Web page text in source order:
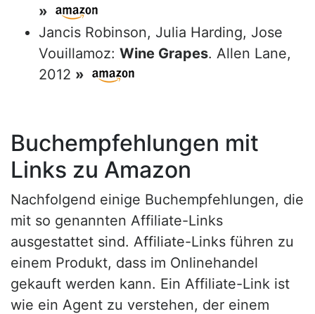
»
Jancis Robinson, Julia Harding, Jose
Vouillamoz: Wine Grapes. Allen Lane,
2012 »
Buchempfehlungen mit
Links zu Amazon
Nachfolgend einige Buchempfehlungen, die
mit so genannten Affiliate-Links
ausgestattet sind. Affiliate-Links führen zu
einem Produkt, dass im Onlinehandel
gekauft werden kann. Ein Affiliate-Link ist
wie ein Agent zu verstehen, der einem